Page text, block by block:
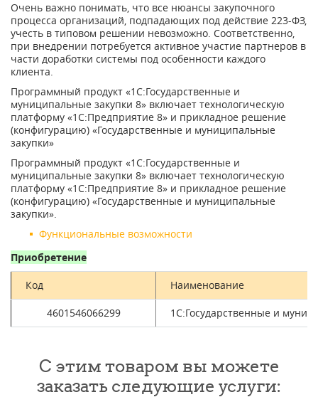
Очень важно понимать, что все нюансы закупочного
процесса организаций, подпадающих под действие 223-ФЗ,
учесть в типовом решении невозможно. Соответственно,
при внедрении потребуется активное участие партнеров в
части доработки системы под особенности каждого
клиента.
Программный продукт «1С:Государственные и
муниципальные закупки 8» включает технологическую
платформу «1С:Предприятие 8» и прикладное решение
(конфигурацию) «Государственные и муниципальные
закупки»
Программный продукт «1С:Государственные и
муниципальные закупки 8» включает технологическую
платформу «1С:Предприятие 8» и прикладное решение
(конфигурацию) «Государственные и муниципальные
закупки».
Функциональные возможности
Приобретение
Код Наименование
4601546066299 1С:Государственные и
С этим товаром вы можете
заказать следующие услуги: